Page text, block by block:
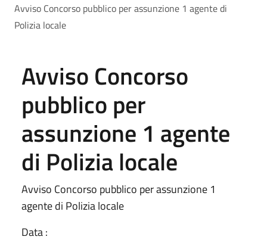
Avviso Concorso pubblico per assunzione 1 agente di
Polizia locale
Avviso Concorso
pubblico per
assunzione 1 agente
di Polizia locale
Avviso Concorso pubblico per assunzione 1
agente di Polizia locale
Data :